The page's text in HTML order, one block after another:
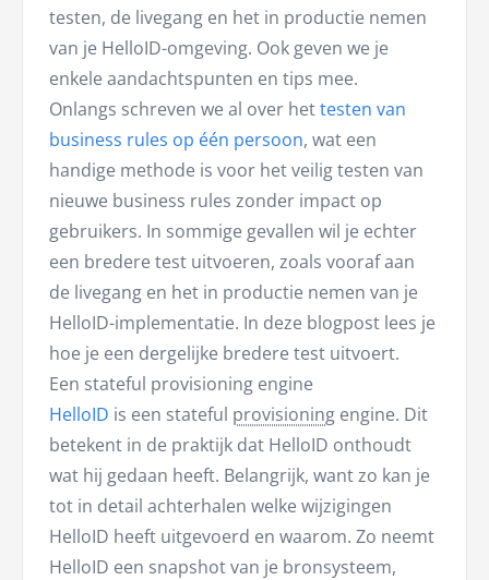
testen, de livegang en het in productie nemen
van je HelloID-omgeving. Ook geven we je
enkele aandachtspunten en tips mee.
Onlangs schreven we al over hettesten van
business rules op één persoon, wat een
handige methode is voor het veilig testen van
nieuwe business rules zonder impact op
gebruikers. In sommige gevallen wil je echter
een bredere test uitvoeren, zoals vooraf aan
de livegang en het in productie nemen van je
HelloID-implementatie. In deze blogpost lees je
hoe je een dergelijke bredere test uitvoert.
Een stateful provisioning engine
HelloID is een stateful provisioning engine. Dit
betekent in de praktijk dat HelloID onthoudt
wat hij gedaan heeft. Belangrijk, want zo kan je
tot in detail achterhalen welke wijzigingen
HelloID heeft uitgevoerd en waarom. Zo neemt
HelloID een snapshot van je bronsysteem,